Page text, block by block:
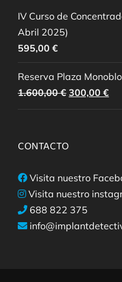
IV Curso de
Abril 2025)
595,00 €
Reserva Plaza
1.600,00€ El
precio
300,00 €El
CONTACTO
Visita nuestro
Visita nuestro
688 822 375